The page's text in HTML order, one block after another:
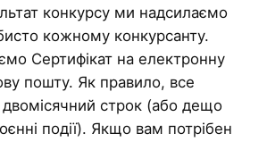
конкурсу ми надсилаємо
кожному конкурсанту.
Сертифікат на електронну
пошту. Як правило, все
двомісячний строк (або дещо
події). Якщо вам потрібен